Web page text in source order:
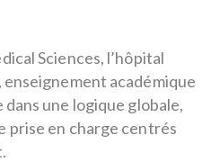
Sciences, l’hôpital
académique
une logique globale,
prise en charge centrés